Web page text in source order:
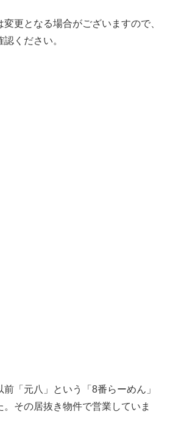
更となる場合がございますので、
ください。
「元八」という「8番らーめん」
その居抜き物件で営業していま